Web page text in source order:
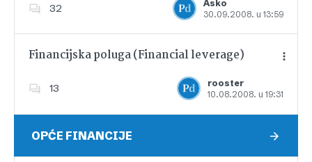
32
Asko
30.09.2008. u 13:59
Dodajte u favorite
Financijska poluga (Financial leverage)
13
rooster
10.08.2008. u 19:31
Dodajte u favorite
OPĆE FINANCIJE